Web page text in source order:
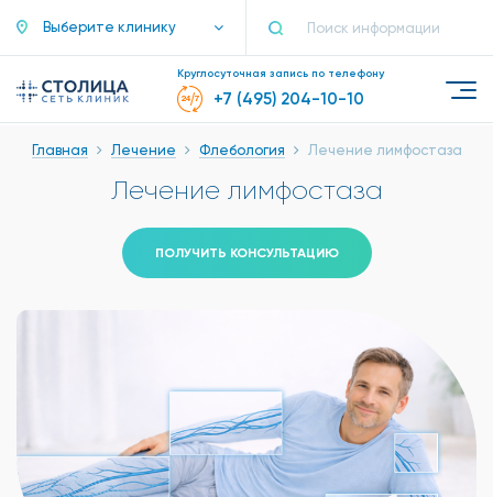
Выберите клинику
Круглосуточная запись по телефону
+7 (495) 204-10-10
Главная Лечение Флебология Лечение лимфостаза
Лечение лимфостаза
ПОЛУЧИТЬ КОНСУЛЬТАЦИЮ